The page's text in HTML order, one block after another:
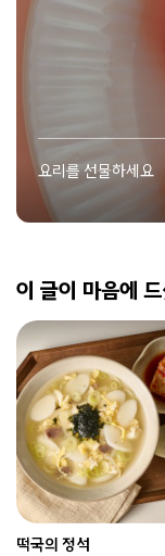
요리를 선물하세요
이 글이 마음에
떡국의 정석